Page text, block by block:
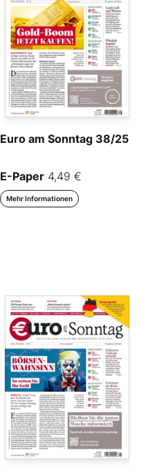
Euro am Sonntag 38/25
E-Paper 4,49 €
Mehr Informationen